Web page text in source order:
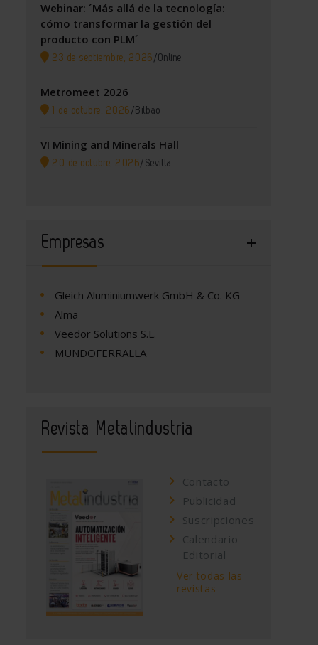
Webinar: ´Más allá de la tecnología:
cómo transformar la gestión del
producto con PLM´
23 de septiembre, 2026 /Online
Metromeet 2026
1 de octubre, 2026 / Bilbao
VI Mining and Minerals Hall
20 de octubre, 2026/ Sevilla
Empresas
Gleich Aluminiumwerk GmbH & Co. KG
Alma
Veedor Solutions S.L.
MUNDOFERRALLA
Revista Metalindustria
Contacto
Publicidad
Suscripciones
Calendario
Editorial
Ver todas las
revistas